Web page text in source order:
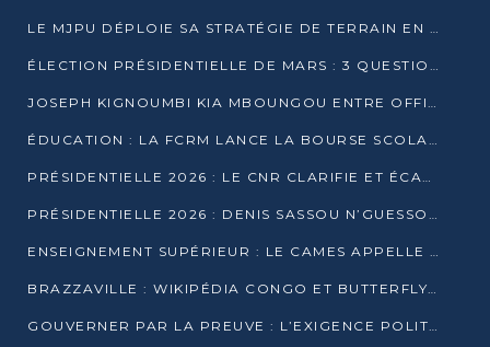
LE MJPU DÉPLOIE SA STRATÉGIE DE TERRAIN EN FAVEUR DE DSN
ÉLECTION PRÉSIDENTIELLE DE MARS : 3 QUESTIONS À UN EXPERT CONGOLAIS DE LA CYBERSÉCURITÉ
JOSEPH KIGNOUMBI KIA MBOUNGOU ENTRE OFFICIELLEMENT EN COURSE POUR LA PRÉSIDENTIELLE
ÉDUCATION : LA FCRM LANCE LA BOURSE SCOLAIRE FRANCINE-NTOUMI POUR PROMOUVOIR LES FILIÈRES SCIENTIFIQUES
PRÉSIDENTIELLE 2026 : LE CNR CLARIFIE ET ÉCARTE LA CANDIDATURE DU PASTEUR NTUMI
PRÉSIDENTIELLE 2026 : DENIS SASSOU N’GUESSO ANNONCE OFFICIELLEMENT SA CANDIDATURE
ENSEIGNEMENT SUPÉRIEUR : LE CAMES APPELLE À UNE UNIVERSITÉ AFRICAINE AXÉE SUR L’EMPLOYABILITÉ
BRAZZAVILLE : WIKIPÉDIA CONGO ET BUTTERFLY SCELLENT UN PARTENARIAT POUR STRUCTURER LE BÉNÉVOLAT NUMÉRIQUE
GOUVERNER PAR LA PREUVE : L’EXIGENCE POLITIQUE DU XXIᵉ SIÈCLE